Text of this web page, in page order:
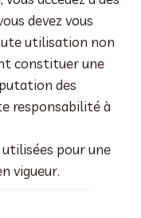
devez vous
utilisation non
constituer une
des
responsabilité à
pour une
vigueur.